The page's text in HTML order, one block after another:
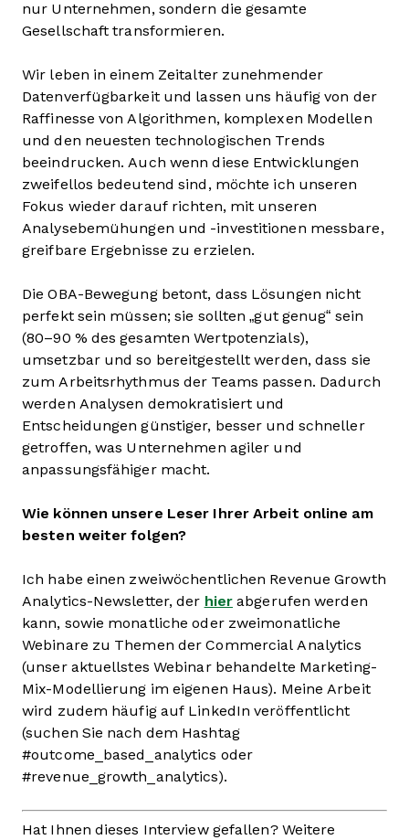
nur Unternehmen, sondern die gesamte
Gesellschaft transformieren.
Wir leben in einem Zeitalter zunehmender
Datenverfügbarkeit und lassen uns häufig von der
Raffinesse von Algorithmen, komplexen Modellen
und den neuesten technologischen Trends
beeindrucken. Auch wenn diese Entwicklungen
zweifellos bedeutend sind, möchte ich unseren
Fokus wieder darauf richten, mit unseren
Analysebemühungen und -investitionen messbare,
greifbare Ergebnisse zu erzielen.
Die OBA-Bewegung betont, dass Lösungen nicht
perfekt sein müssen; sie sollten „gut genug“ sein
(80–90 % des gesamten Wertpotenzials),
umsetzbar und so bereitgestellt werden, dass sie
zum Arbeitsrhythmus der Teams passen. Dadurch
werden Analysen demokratisiert und
Entscheidungen günstiger, besser und schneller
getroffen, was Unternehmen agiler und
anpassungsfähiger macht.
Wie können unsere Leser Ihrer Arbeit online am
besten weiter folgen?
Ich habe einen zweiwöchentlichen Revenue Growth
Analytics-Newsletter, der hier abgerufen werden
kann, sowie monatliche oder zweimonatliche
Webinare zu Themen der Commercial Analytics
(unser aktuellstes Webinar behandelte Marketing-
Mix-Modellierung im eigenen Haus). Meine Arbeit
wird zudem häufig auf LinkedIn veröffentlicht
(suchen Sie nach dem Hashtag
#outcome_based_analytics oder
#revenue_growth_analytics).
Hat Ihnen dieses Interview gefallen? Weitere